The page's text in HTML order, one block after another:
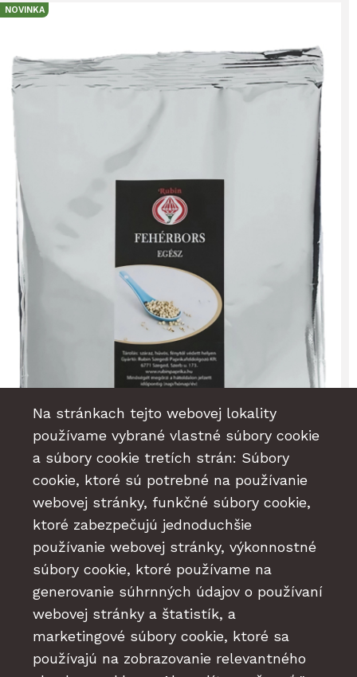
NOVINKA
Biele korenie celé 500g
Na sklade
17,10 €
s DPH
(14,37 € bez DPH)
Na stránkach tejto webovej lokality
používame vybrané vlastné súbory cookie
a súbory cookie tretích strán: Súbory
cookie, ktoré sú potrebné na používanie
webovej stránky, funkčné súbory cookie,
ktoré zabezpečujú jednoduchšie
používanie webovej stránky, výkonnostné
súbory cookie, ktoré používame na
generovanie súhrnných údajov o používaní
webovej stránky a štatistík, a
marketingové súbory cookie, ktoré sa
používajú na zobrazovanie relevantného